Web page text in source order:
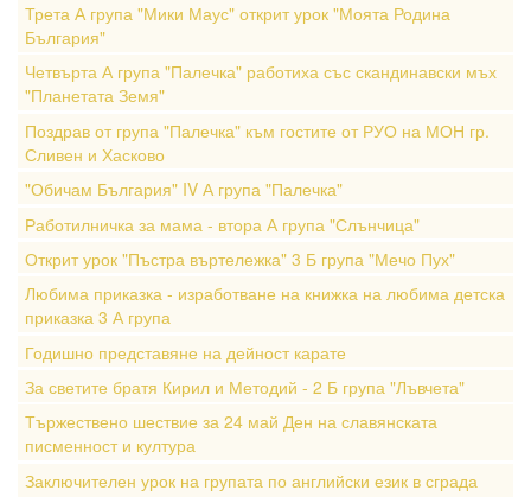
Трета А група "Мики Маус" открит урок "Моята Родина
България"
Четвърта А група "Палечка" работиха със скандинавски мъх
"Планетата Земя"
Поздрав от група "Палечка" към гостите от РУО на МОН гр.
Сливен и Хасково
"Обичам България" IV А група "Палечка"
Работилничка за мама - втора А група "Слънчица"
Открит урок "Пъстра въртележка" 3 Б група "Мечо Пух"
Любима приказка - изработване на книжка на любима детска
приказка 3 А група
Годишно представяне на дейност карате
За светите братя Кирил и Методий - 2 Б група "Лъвчета"
Тържествено шествие за 24 май Ден на славянската
писменност и култура
Заключителен урок на групата по английски език в сграда